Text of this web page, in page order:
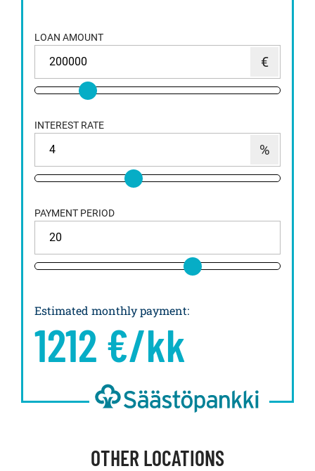
LOAN AMOUNT
INTEREST RATE
PAYMENT PERIOD
Estimated monthly payment:
1212 €/kk
OTHER LOCATIONS